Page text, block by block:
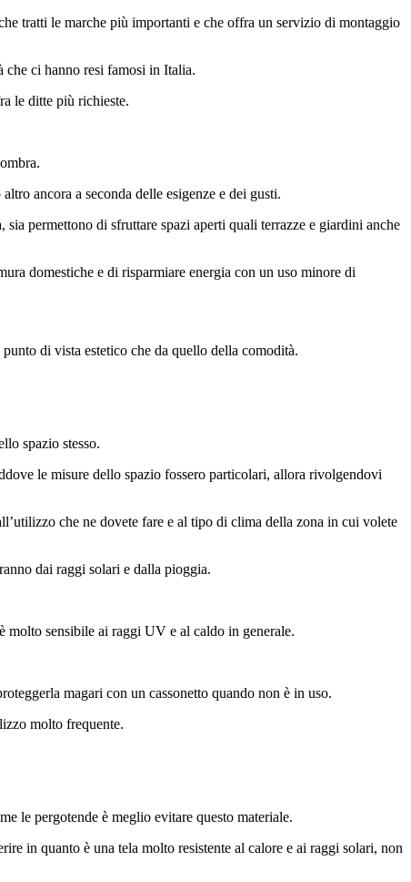
tratti le marche più importanti e che offra un servizio di montaggio
che ci hanno resi famosi in Italia.
le ditte più richieste.
ancora a seconda delle esigenze e dei gusti.
permettono di sfruttare spazi aperti quali terrazze e giardini anche
domestiche e di risparmiare energia con un uso minore di
di vista estetico che da quello della comodità.
spazio stesso.
le misure dello spazio fossero particolari, allora rivolgendovi
che ne dovete fare e al tipo di clima della zona in cui volete
dai raggi solari e dalla pioggia.
molto sensibile ai raggi UV e al caldo in generale.
magari con un cassonetto quando non è in uso.
molto frequente.
le pergotende è meglio evitare questo materiale.
in quanto è una tela molto resistente al calore e ai raggi solari, non